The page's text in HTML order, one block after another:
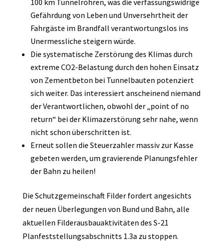
100 km Tunnelröhren, was die verfassungswidrige
Gefährdung von Leben und Unversehrtheit der
Fahrgäste im Brandfall verantwortungslos ins
Unermessliche steigern würde.
Die systematische Zerstörung des Klimas durch
extreme CO2-Belastung durch den hohen Einsatz
von Zementbeton bei Tunnelbauten potenziert
sich weiter. Das interessiert anscheinend niemand
der Verantwortlichen, obwohl der „point of no
return“ bei der Klimazerstörung sehr nahe, wenn
nicht schon überschritten ist.
Erneut sollen die Steuerzahler massiv zur Kasse
gebeten werden, um gravierende Planungsfehler
der Bahn zu heilen!
Die Schutzgemeinschaft Filder fordert angesichts
der neuen Überlegungen von Bund und Bahn, alle
aktuellen Filderausbauaktivitäten des S-21
Planfeststellungsabschnitts 1.3a zu stoppen.